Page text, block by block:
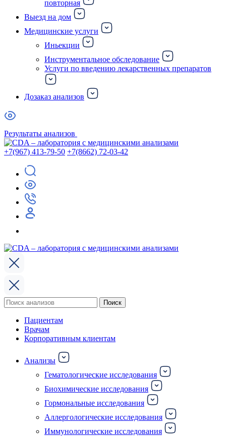
повторная
Выезд на дом
Медицинские услуги
Иньекции
Инструментальное обследование
Услуги по введению лекарственных препаратов
Дозаказ анализов
Результаты анализов
+7(967) 413-79-50 +7(8662) 72-03-42
Поиск
по:
Поиск
Пациентам
Врачам
Корпоративным клиентам
Анализы
Гематологические исследования
Биохимические исследования
Гормональные исследования
Аллергологические исследования
Иммунологические исследования